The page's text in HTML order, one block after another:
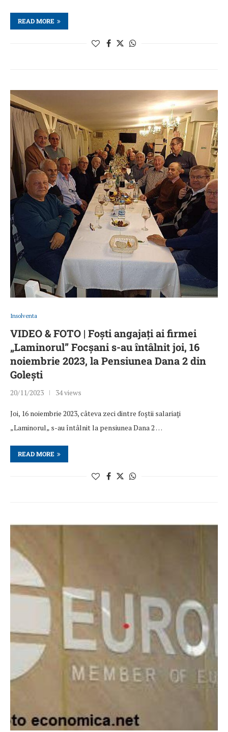
READ MORE
Insolventa
VIDEO & FOTO | Foști angajați ai firmei
„Laminorul” Focșani s-au întâlnit joi, 16
noiembrie 2023, la Pensiunea Dana 2 din
Golești
20/11/2023 34 views
Joi, 16 noiembrie 2023, câteva zeci dintre foștii salariați
„Laminorul„ s-au întâlnit la pensiunea Dana 2 …
READ MORE